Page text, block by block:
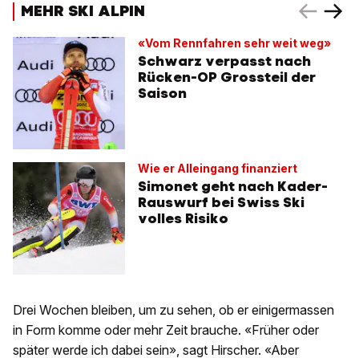
MEHR SKI ALPIN
«Vom Rennfahren sehr weit weg»
Schwarz verpasst nach
Rücken-OP Grossteil der
Saison
Wie er Alleingang finanziert
Simonet geht nach Kader-
Rauswurf bei Swiss Ski
volles Risiko
Drei Wochen bleiben, um zu sehen, ob er einigermassen
in Form komme oder mehr Zeit brauche. «Früher oder
später werde ich dabei sein», sagt Hirscher. «Aber